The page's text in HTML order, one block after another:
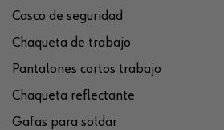
Casco de seguridad
Chaqueta de trabajo
Pantalones cortos trabajo
Chaqueta reflectante
Gafas para soldar